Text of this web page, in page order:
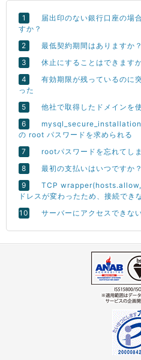
届出印のない銀行口座の場
すか？
最低契約期間はありますか？
休止にすることはできます
有効期限が残っているのに
った
他社で取得したドメインを
mysql_secure_installation
の root パスワードを求められる
rootパスワードを忘れてし
最初の支払いはいつですか？
TCP
ドレスが変わったため、接続でき
サーバーにアクセスできな